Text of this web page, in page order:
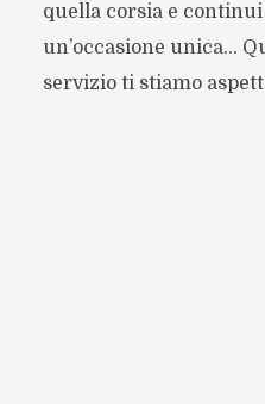
quella corsia e continui
un’occasione unica…
servizio ti stiamo